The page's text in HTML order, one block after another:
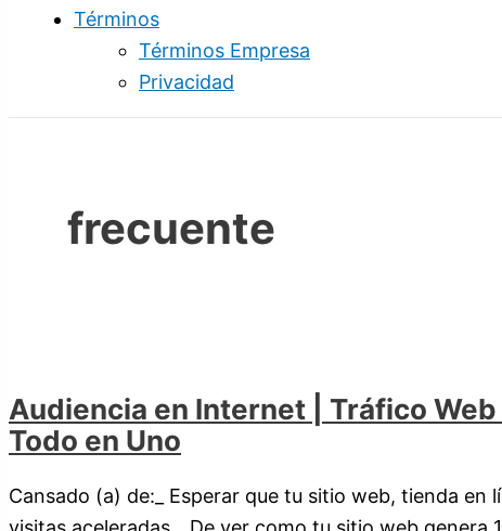
Términos
Términos Empresa
Privacidad
frecuente
Audiencia en Internet | Tráfico Web
Todo en Uno
Cansado (a) de:_ Esperar que tu sitio web, tienda